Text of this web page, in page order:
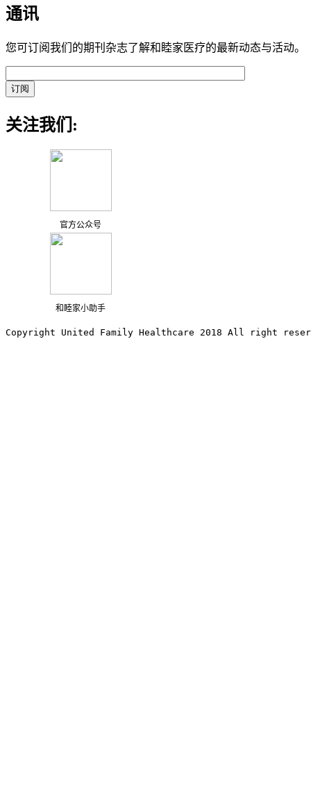
通讯
您可订阅我们的期刊杂志了解和睦家医疗的最新动态与活动。
关注我们:
官方公众号
和睦家小助手
Copyright United Family Healthcare 2018 All right